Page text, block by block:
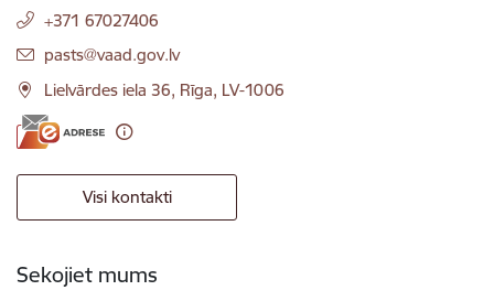
+371 67027406
E-pasts:
pasts@vaad.gov.lv
Lielvārdes iela 36, Rīga, LV-1006
Visi kontakti
Sekojiet mums